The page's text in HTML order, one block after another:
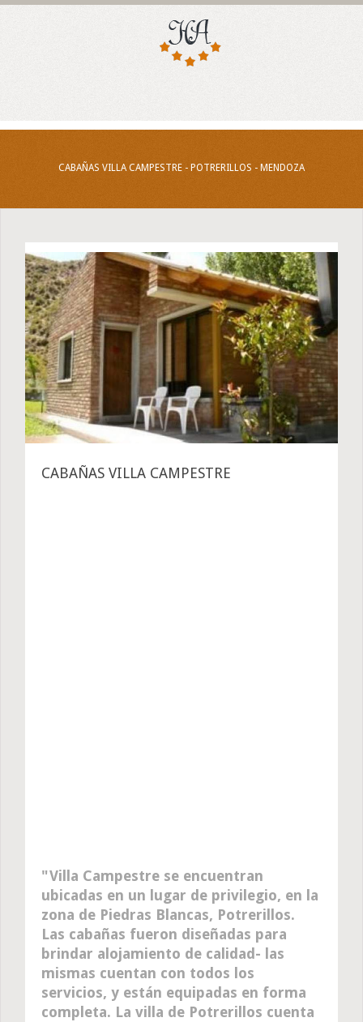
CABAÑAS VILLA CAMPESTRE - POTRERILLOS - MENDOZA
CABAÑAS VILLA CAMPESTRE
Villa Campestre se encuentran
ubicadas en un lugar de privilegio, en la
zona de Piedras Blancas, Potrerillos.
Las cabañas fueron diseñadas para
brindar alojamiento de calidad- las
mismas cuentan con todos los
servicios, y están equipadas en forma
completa. La villa de Potrerillos cuenta